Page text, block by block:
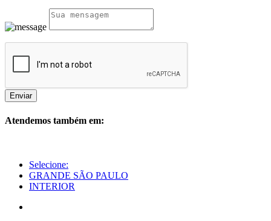
Enviar
Atendemos também em:
Selecione:
GRANDE SÃO PAULO
INTERIOR